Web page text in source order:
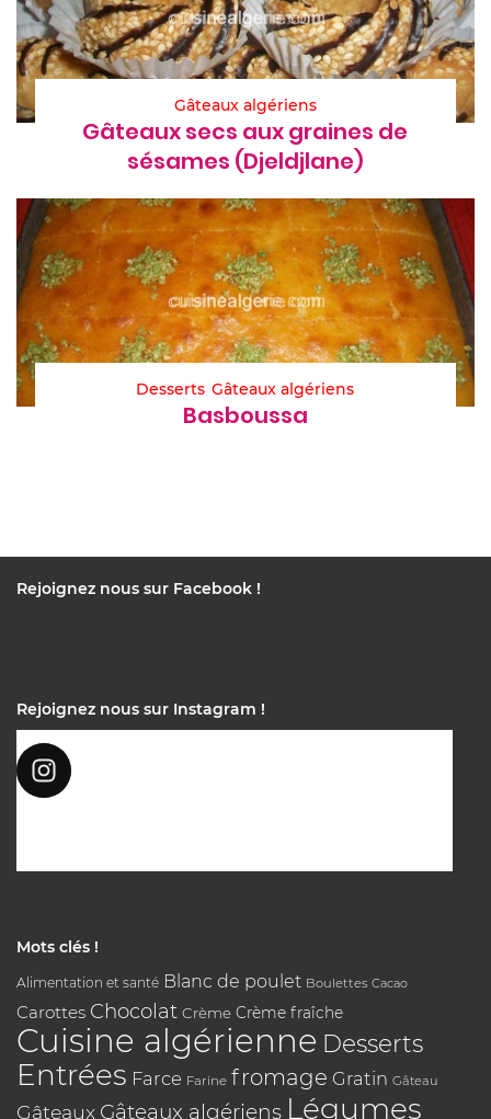
Gâteaux algériens
Gâteaux secs aux graines de
sésames (Djeldjlane)
Desserts Gâteaux algériens
Basboussa
Rejoignez nous sur Facebook !
Rejoignez nous sur Instagram !
Mots clés !
Alimentation et santé Blanc de poulet Boulettes Cacao
Carottes Chocolat Crème Crème fraîche
Cuisine algérienne Desserts
Entrées Farce Farine fromage Gratin Gâteau
Gâteaux Gâteaux algériens Légumes